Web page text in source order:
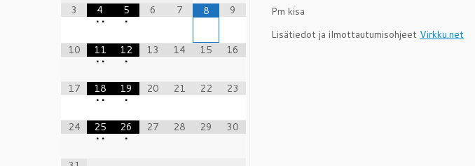
3
4
• •
5
•
6 7 8 9
10
11
• •
12
•
13 14 15 16
17
18
• •
19
•
20 21 22 23
24
25
• •
26
•
27 28 29 30
Pm kisa
Lisätiedot ja ilmottautumisohjeet Virkku.net